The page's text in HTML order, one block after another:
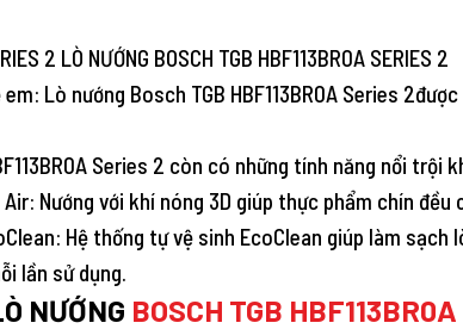
Lò nướng Bosch TGB HBF113BR0A Series
Series 2 còn có những tính năng nổi trội
Air: Nướng với khí nóng 3D giúp thực phẩm chín
Hệ thống tự vệ sinh EcoClean giúp làm
lần sử dụng.
NƯỚNG BOSCH TGB